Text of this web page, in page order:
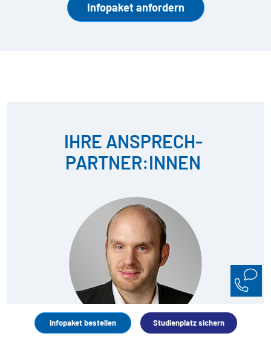
Infopaket bestellen Studienplatz sichern
Infopaket anfordern
IHRE ANSPRECH­
PARTNER:INNEN